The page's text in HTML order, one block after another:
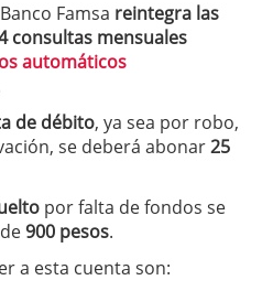
Famsa reintegra las
consultas mensuales
automáticos
de débito, ya sea por robo,
se deberá abonar25
por falta de fondos se
900 pesos.
a esta cuenta son: